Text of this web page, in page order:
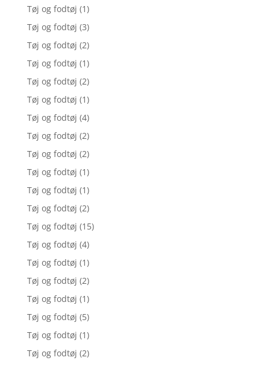
Tøj og fodtøj (1)
Tøj og fodtøj (3)
Tøj og fodtøj (2)
Tøj og fodtøj (1)
Tøj og fodtøj (2)
Tøj og fodtøj (1)
Tøj og fodtøj (4)
Tøj og fodtøj (2)
Tøj og fodtøj (2)
Tøj og fodtøj (1)
Tøj og fodtøj (1)
Tøj og fodtøj (2)
Tøj og fodtøj (15)
Tøj og fodtøj (4)
Tøj og fodtøj (1)
Tøj og fodtøj (2)
Tøj og fodtøj (1)
Tøj og fodtøj (5)
Tøj og fodtøj (1)
Tøj og fodtøj (2)